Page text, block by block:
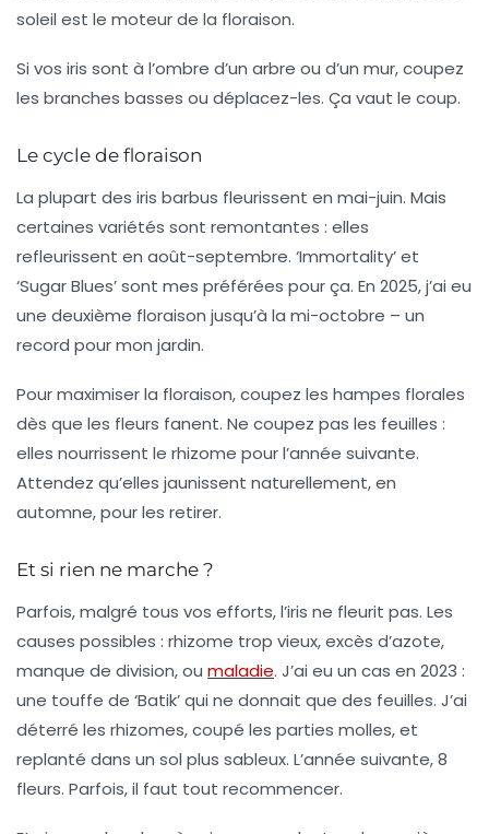
soleil est le moteur de la floraison.
Si vos iris sont à l’ombre d’un arbre ou d’un mur, coupez
les branches basses ou déplacez-les. Ça vaut le coup.
Le cycle de floraison
La plupart des iris barbus fleurissent en mai-juin. Mais
certaines variétés sont remontantes : elles
refleurissent en août-septembre. ‘Immortality’ et
‘Sugar Blues’ sont mes préférées pour ça. En 2025, j’ai eu
une deuxième floraison jusqu’à la mi-octobre – un
record pour mon jardin.
Pour maximiser la floraison, coupez les hampes florales
dès que les fleurs fanent. Ne coupez pas les feuilles :
elles nourrissent le rhizome pour l’année suivante.
Attendez qu’elles jaunissent naturellement, en
automne, pour les retirer.
Et si rien ne marche ?
Parfois, malgré tous vos efforts, l’iris ne fleurit pas. Les
causes possibles : rhizome trop vieux, excès d’azote,
manque de division, ou maladie. J’ai eu un cas en 2023 :
une touffe de ‘Batik’ qui ne donnait que des feuilles. J’ai
déterré les rhizomes, coupé les parties molles, et
replanté dans un sol plus sableux. L’année suivante, 8
fleurs. Parfois, il faut tout recommencer.